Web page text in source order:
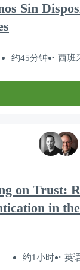
Sin
约45分钟 西班
on Trust:
in
约1小时 英